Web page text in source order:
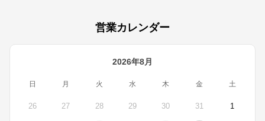
営業カレンダー
2026年8月
日 月 火 水 木 金 土
26 27 28 29 30 31 1